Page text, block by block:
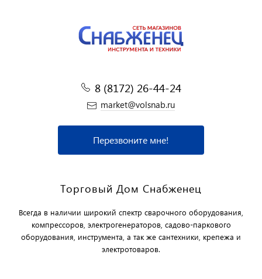
8 (8172) 26-44-24
market@volsnab.ru
Перезвоните мне!
Торговый Дом Снабженец
Всегда в наличии широкий спектр сварочного оборудования,
компрессоров, электрогенераторов, садово-паркового
оборудования, инструмента, а так же сантехники, крепежа и
электротоваров.